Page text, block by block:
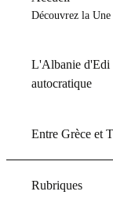
Découvrez la
L'Albanie d'Edi
autocratique
Entre Grèce et
Rubriques